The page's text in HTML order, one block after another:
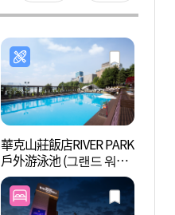
華克山莊飯店RIVER PARK
戶外游泳池 (그랜드 워커
힐 리버파크(야외수영장))